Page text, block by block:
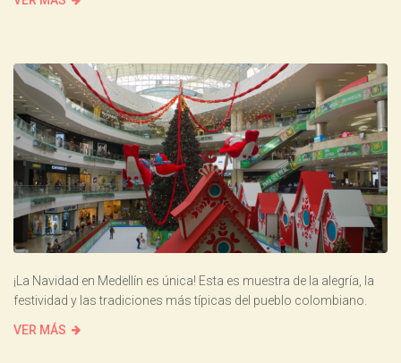
¡La Navidad en Medellín es única! Esta es muestra de la alegría, la
festividad y las tradiciones más típicas del pueblo colombiano.
VER MÁS